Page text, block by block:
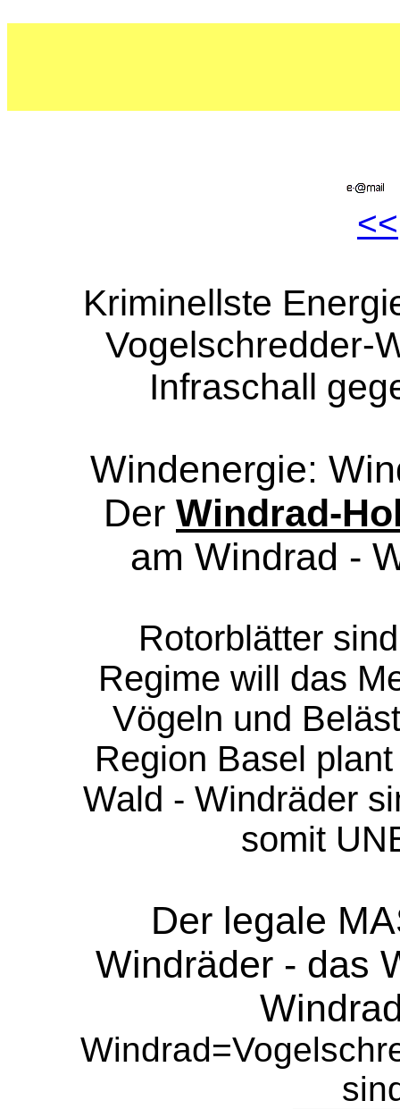
<<
Kriminellste
Vogelschredder-
Infraschall
Windenergie:
Der Windrad-
am Windrad -
Rotorblätter
Regime will das
Vögeln und
Region Basel
Wald - Windräder
somit
Der legale
Windräder - das